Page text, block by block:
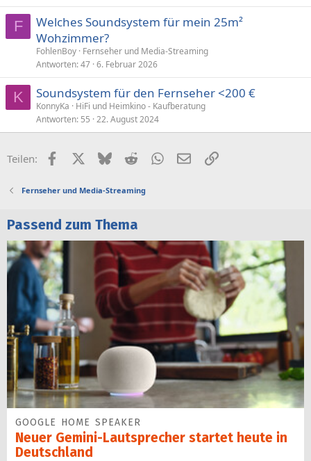
F
Welches Soundsystem für mein 25m²
Wohzimmer?
FohlenBoy Fernseher und Media-Streaming
Antworten 47 6. Februar 2026
K Soundsystem für den Fernseher <200 €
KonnyKa
HiFi und Heimkino - Kaufberatung
Antworten 55 22. August 2024
Teilen: FacebookX (Twitter)
BlueskyRedditWhatsApp
E-MailLink
Fernseher und Media-Streaming
Passend zum Thema
GOOGLE HOME SPEAKER
Neuer Gemini-Laut­spre­cher startet heu­te in
Deutschland